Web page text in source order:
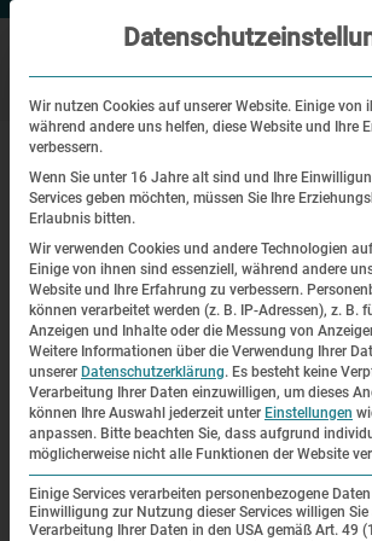
Startseite |
Themenrundgang
Sowjetische
KZ Dachau
| 22.06.2019 | 14:00—16:30
Wir nutzen Cookies auf unserer Website. Einige von
während andere uns helfen, diese Website und Ihre
verbessern.
Wenn Sie unter 16 Jahre alt sind und Ihre
Services geben möchten, müssen Sie Ihre
Erlaubnis bitten.
Wir verwenden Cookies und andere Technologien
Einige von ihnen sind essenziell, während andere
Website und Ihre Erfahrung zu verbessern.
können verarbeitet werden (z. B. IP-Adressen), z. B.
Anzeigen und Inhalte oder die Messung von
Weitere Informationen über die Verwendung Ihrer
unserer Datenschutzerklärung. Es besteht keine
Verarbeitung Ihrer Daten einzuwilligen, um dieses
können Ihre Auswahl jederzeit unter Einstellungen
anpassen. Bitte beachten Sie, dass aufgrund
möglicherweise nicht alle Funktionen der Website
Einige Services verarbeiten personenbezogene
Einwilligung zur Nutzung dieser Services willigen
Verarbeitung Ihrer Daten in den USA gemäß Art. 49